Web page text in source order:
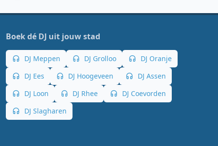
Boek dé DJ uit jouw stad
DJ Meppen DJ Grolloo
DJ Oranje
DJ Ees
DJ Hoogeveen
DJ Assen
DJ Loon
DJ Rhee
DJ Coevorden
DJ Slagharen